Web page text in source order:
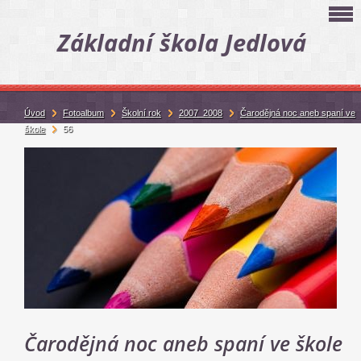
Základní škola Jedlová
Čarodějná noc aneb spaní ve škole
Úvod Fotoalbum Školní rok 2007_2008
Čarodějná noc aneb spaní ve
škole
56